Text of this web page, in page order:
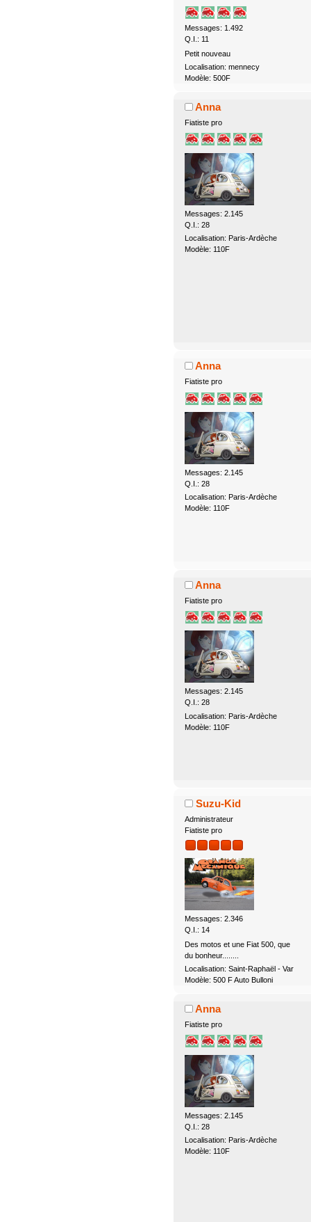
Messages: 1.492
Q.I.: 11
Petit nouveau
Localisation: mennecy
Modèle: 500F
Anna
Fiatiste pro
Messages: 2.145
Q.I.: 28
Localisation: Paris-Ardèche
Modèle: 110F
Anna
Fiatiste pro
Messages: 2.145
Q.I.: 28
Localisation: Paris-Ardèche
Modèle: 110F
Anna
Fiatiste pro
Messages: 2.145
Q.I.: 28
Localisation: Paris-Ardèche
Modèle: 110F
Suzu-Kid
Administrateur
Fiatiste pro
Messages: 2.346
Q.I.: 14
Des motos et une Fiat 500, que
du bonheur........
Localisation: Saint-Raphaël - Var
Modèle: 500 F Auto Bulloni
Anna
Fiatiste pro
Messages: 2.145
Q.I.: 28
Localisation: Paris-Ardèche
Modèle: 110F